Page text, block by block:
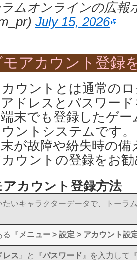
ムオンラインの広報
July 15, 2026
モアカウント登録
ウントとは通常の
ドレスとパスワー
末でも登録したゲ
ントシステムです。
が故障や紛失時の
ウントの登録をお
カウント登録方法
たいキャラクターデータで、トーラ
る『 メニュー > 設定 > アカウント設
レス 』と『パスワード 』を入力して『